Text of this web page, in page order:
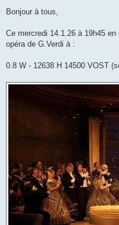
s
g
Bonjour à tous,
Ce mercredi 14.1.26 à 19h45
opéra de G.Verdi à :
0.8 W - 12638 H 14500 VOST